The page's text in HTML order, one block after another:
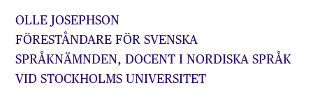
OLLE JOSEPHSON
FÖRESTÅNDARE FÖR SVENSKA
SPRÅKNÄMNDEN, DOCENT I NORDISKA SPRÅK
VID STOCKHOLMS UNIVERSITET